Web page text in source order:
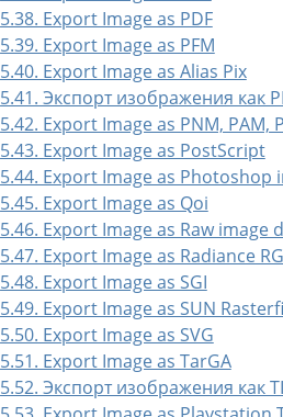
5.38. Export Image as PDF
5.39. Export Image as PFM
5.40. Export Image as Alias Pix
5.41. Экспорт изображения как
5.42. Export Image as PNM, PAM,
5.43. Export Image as PostScript
5.44. Export Image as Photoshop
5.45. Export Image as Qoi
5.46. Export Image as Raw image
5.47. Export Image as Radiance
5.48. Export Image as SGI
5.49. Export Image as SUN
5.50. Export Image as SVG
5.51. Export Image as TarGA
5.52. Экспорт изображения как